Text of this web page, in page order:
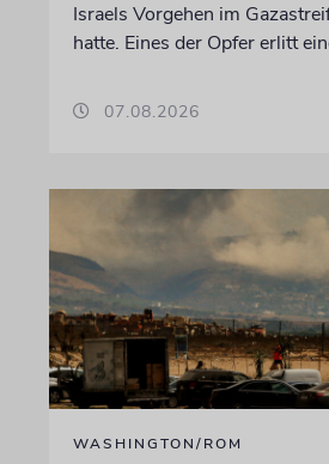
Israels Vorgehen im
hatte. Eines der Opfer erlitt
07.08.2026
WASHINGTON/ROM